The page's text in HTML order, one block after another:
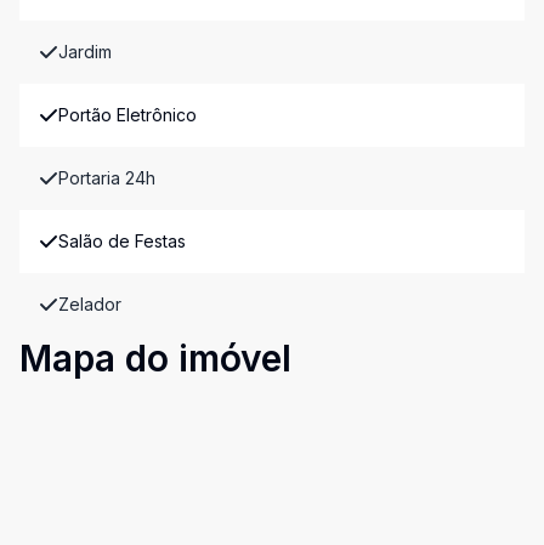
Jardim
Portão Eletrônico
Portaria 24h
Salão de Festas
Zelador
Mapa do imóvel